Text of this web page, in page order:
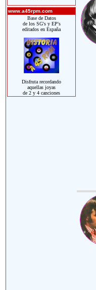
www.a45rpm.com
Base de Datos
de los SG's y EP's
editados en España
Disfruta recordando
aquellas joyas
de 2 y 4 canciones